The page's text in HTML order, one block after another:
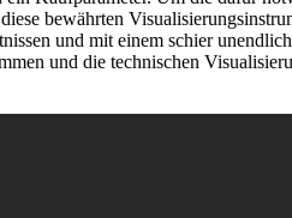
bewährten
und mit einem schier
und die technischen